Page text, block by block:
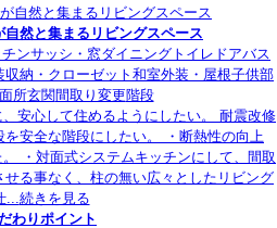
然と集まるリビングスペース
ンサッシ・窓ダイニング トイレ ドアバス
収納・クローゼット 和室外装・屋根子供部
所玄関間取り変更階段
安心して住めるようにしたい。 耐震改修
安全な階段にしたい。 ・断熱性の向上
・対面式システムキッチンにして、間取
る事なく、柱の無い広々としたリビング
...続きを見る
わりポイント